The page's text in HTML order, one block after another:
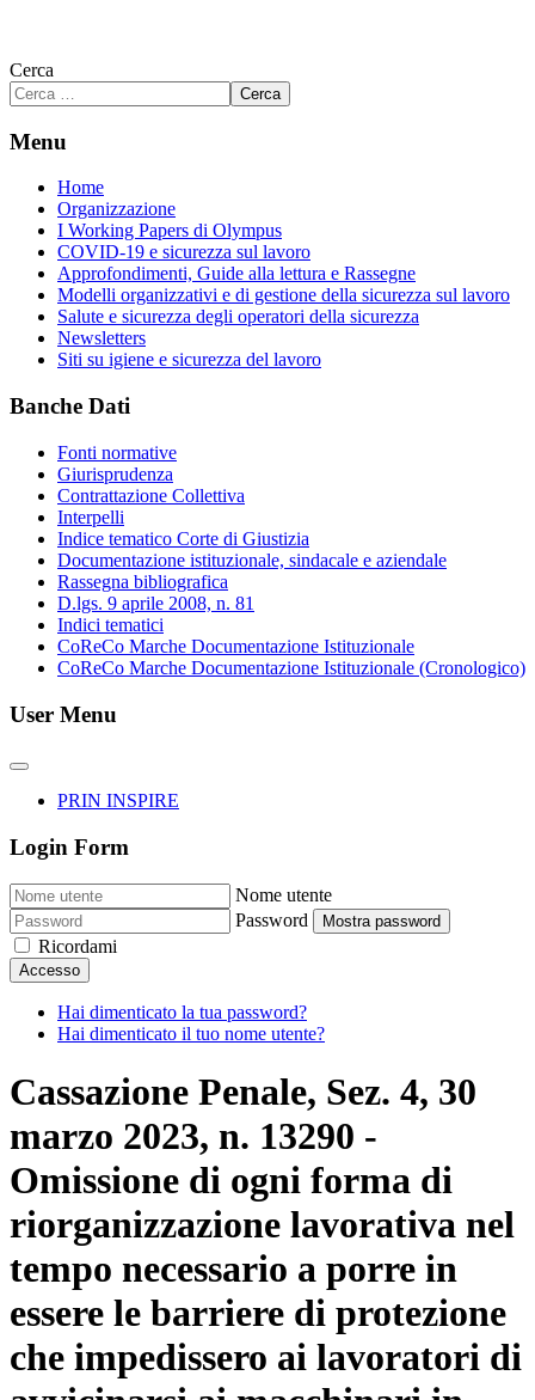
Cerca
Cerca
Menu
Home
Organizzazione
I Working Papers di Olympus
COVID-19 e sicurezza sul lavoro
Approfondimenti, Guide alla lettura e Rassegne
Modelli organizzativi e di gestione della sicurezza sul lavoro
Salute e sicurezza degli operatori della sicurezza
Newsletters
Siti su igiene e sicurezza del lavoro
Banche Dati
Fonti normative
Giurisprudenza
Contrattazione Collettiva
Interpelli
Indice tematico Corte di Giustizia
Documentazione istituzionale, sindacale e aziendale
Rassegna bibliografica
D.lgs. 9 aprile 2008, n. 81
Indici tematici
CoReCo Marche Documentazione Istituzionale
CoReCo Marche Documentazione Istituzionale (Cronologico)
User Menu
PRIN INSPIRE
Login Form
Nome utente
Password
Mostra password
Ricordami
Accesso
Hai dimenticato la tua password?
Hai dimenticato il tuo nome utente?
Cassazione Penale, Sez. 4, 30
marzo 2023, n. 13290 -
Omissione di ogni forma di
riorganizzazione lavorativa nel
tempo necessario a porre in
essere le barriere di protezione
che impedissero ai lavoratori di